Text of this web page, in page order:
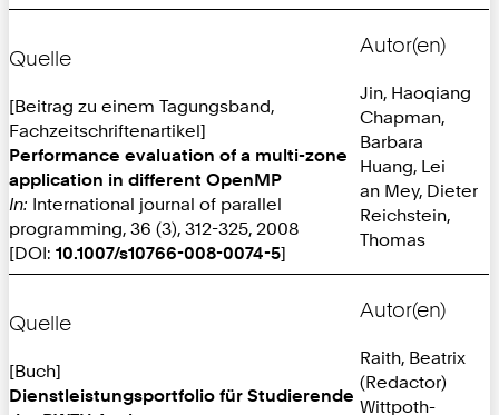
Quelle
[Beitrag zu einem Tagungsband,
Fachzeitschriftenartikel]
Performance evaluation of a multi-zone
application in different OpenMP
In: International journal of parallel
programming, 36 (3), 312-325, 2008
[DOI: 10.1007/s10766-008-0074-5]
Autor(en)
Jin, Haoqiang
Chapman,
Barbara
Huang, Lei
an Mey, Dieter
Reichstein,
Thomas
Quelle
[Buch]
Dienstleistungsportfolio für Studierende
Autor(en)
Raith, Beatrix
(Redactor)
Wittpoth-